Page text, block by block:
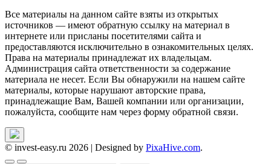
Все материалы на данном сайте взяты из открытых
источников — имеют обратную ссылку на материал в
интернете или присланы посетителями сайта и
предоставляются исключительно в ознакомительных целях.
Права на материалы принадлежат их владельцам.
Администрация сайта ответственности за содержание
материала не несет. Если Вы обнаружили на нашем сайте
материалы, которые нарушают авторские права,
принадлежащие Вам, Вашей компании или организации,
пожалуйста, сообщите нам через форму обратной связи.
© invest-easy.ru 2026 | Designed by PixaHive.com.